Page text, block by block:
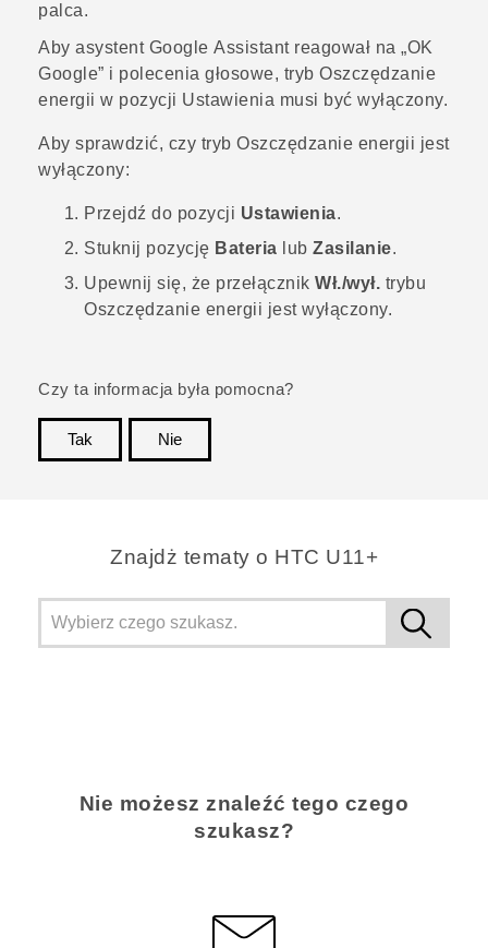
palca.
Aby asystent Google Assistantreagował na „OK
Google” i polecenia głosowe, tryb Oszczędzanie
energii w pozycji Ustawienia musi być wyłączony.
Aby sprawdzić, czy tryb Oszczędzanie energii jest
wyłączony:
Przejdź do pozycji Ustawienia.
Stuknij pozycję Bateria lub Zasilanie.
Upewnij się, że przełącznik Wł./wył. trybu
Oszczędzanie energii jest wyłączony.
Czy ta informacja była pomocna?
Tak
Nie
Znajdż tematy o HTC U11+
Nie możesz znaleźć tego czego
szukasz?